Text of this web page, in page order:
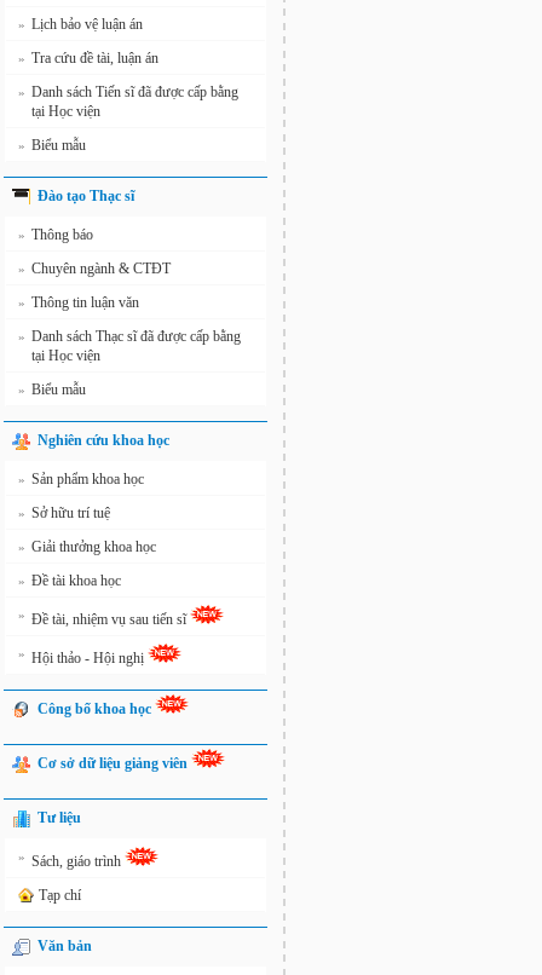
» Lịch bảo vệ luận án
» Tra cứu đề tài, luận án
» Danh sách Tiến sĩ đã được cấp bằng
tại Học viện
» Biểu mẫu
Đào tạo Thạc sĩ
» Thông báo
» Chuyên ngành & CTĐT
» Thông tin luận văn
» Danh sách Thạc sĩ đã được cấp bằng
tại Học viện
» Biểu mẫu
Nghiên cứu khoa học
» Sản phẩm khoa học
» Sở hữu trí tuệ
» Giải thưởng khoa học
» Đề tài khoa học
» Đề tài, nhiệm vụ sau tiến sĩ
» Hội thảo - Hội nghị
Công bố khoa học
Cơ sở dữ liệu giảng viên
Tư liệu
» Sách, giáo trình
Tạp chí
Văn bản